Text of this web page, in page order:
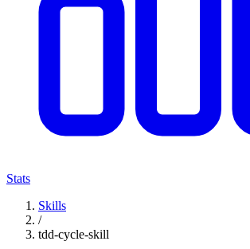
Stats
Skills
/
tdd-cycle-skill